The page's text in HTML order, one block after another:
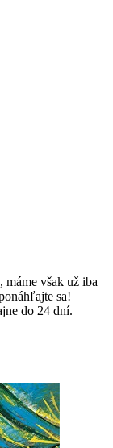
máme však už iba
sa!
do 24 dní.